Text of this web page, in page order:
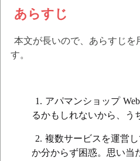
あらすじ
本文が長いので、あらすじ
す。
アパマンショップ
るかもしれないから、う
複数サービスを運営
か分からず困惑。思い当